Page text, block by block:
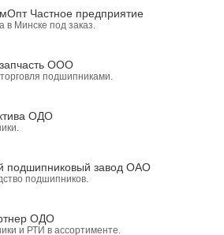
Частное предприятие
в Минске под заказ.
ООО
подшипниками.
ОДО
подшипниковый завод ОАО
подшипников.
ОДО
и РТИ в ассортименте.